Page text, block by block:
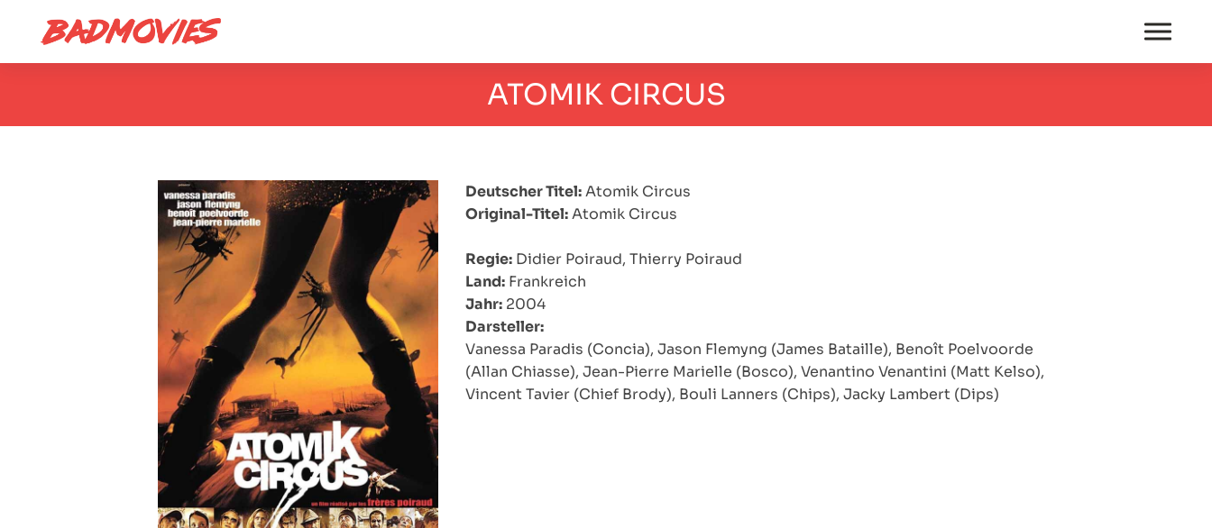
ATOMIK CIRCUS
Deutscher Titel:Atomik Circus
Original-Titel:Atomik Circus
Regie: Didier Poiraud, Thierry Poiraud
Land: Frankreich
Jahr: 2004
Darsteller:
Vanessa Paradis (Concia), Jason Flemyng (James Bataille), Benoît Poelvoorde
(Allan Chiasse), Jean-Pierre Marielle (Bosco), Venantino Venantini (Matt Kelso),
Vincent Tavier (Chief Brody), Bouli Lanners (Chips), Jacky Lambert (Dips)